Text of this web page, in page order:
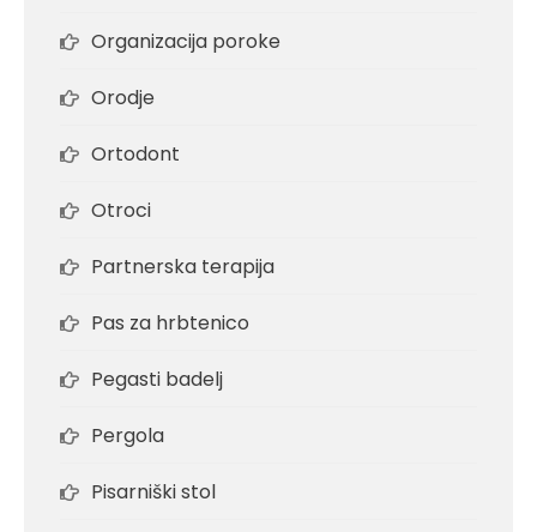
Organizacija poroke
Orodje
Ortodont
Otroci
Partnerska terapija
Pas za hrbtenico
Pegasti badelj
Pergola
Pisarniški stol